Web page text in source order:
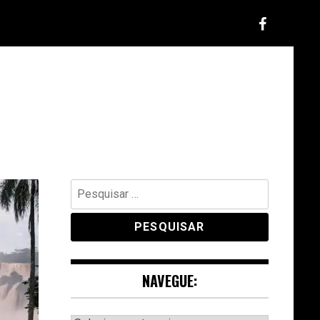
Pesquisar
por:
NAVEGUE: